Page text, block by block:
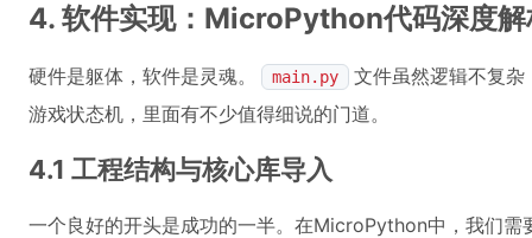
4. 软件实现：MicroPython代码深度解
硬件是躯体，软件是灵魂。 main.py
文件虽然逻辑不复
游戏状态机，里面有不少值得细说的门道。
4.1 工程结构与核心库导入
一个良好的开头是成功的一半。在MicroPython中，我们需